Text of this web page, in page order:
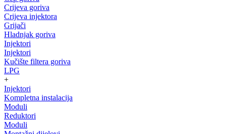
Crijeva goriva
Crijeva injektora
Grijači
Hladnjak goriva
Injektori
Injektori
Kučište filtera goriva
LPG
+
Injektori
Kompletna instalacija
Moduli
Reduktori
Moduli